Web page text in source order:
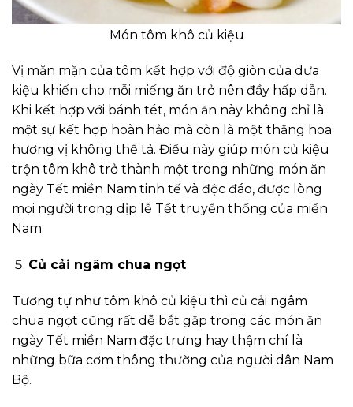
Món tôm khô củ kiệu
Vị mặn mặn của tôm kết hợp với độ giòn của dưa
kiệu khiến cho mỗi miếng ăn trở nên đầy hấp dẫn.
Khi kết hợp với bánh tét, món ăn này không chỉ là
một sự kết hợp hoàn hảo mà còn là một thăng hoa
hương vị không thể tả. Điều này giúp món củ kiệu
trộn tôm khô trở thành một trong những món ăn
ngày Tết miền Nam tinh tế và độc đáo, được lòng
mọi người trong dịp lễ Tết truyền thống của miền
Nam.
Củ cải ngâm chua ngọt
Tương tự như tôm khô củ kiệu thì củ cải ngâm
chua ngọt cũng rất dễ bắt gặp trong các món ăn
ngày Tết miền Nam đặc trưng hay thậm chí là
những bữa cơm thông thường của người dân Nam
Bộ.